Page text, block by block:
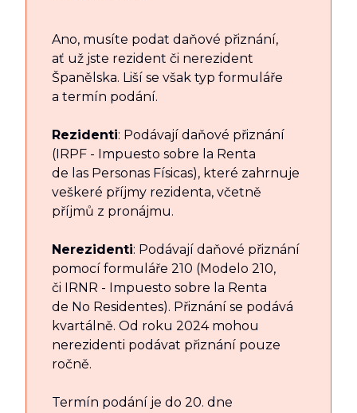
Ano, musíte podat daňové přiznání,
ať už jste rezident či nerezident
Španělska. Liší se však typ formuláře
a termín podání.
Rezidenti: Podávají daňové přiznání
(IRPF - Impuesto sobre la Renta
de las Personas Físicas), které zahrnuje
veškeré příjmy rezidenta, včetně
příjmů z pronájmu.
Nerezidenti: Podávají daňové přiznání
pomocí formuláře 210 (Modelo 210,
či IRNR - Impuesto sobre la Renta
de No Residentes). Přiznání se podává
kvartálně. Od roku 2024 mohou
nerezidenti podávat přiznání pouze
ročně.
Termín podání je do 20. dne